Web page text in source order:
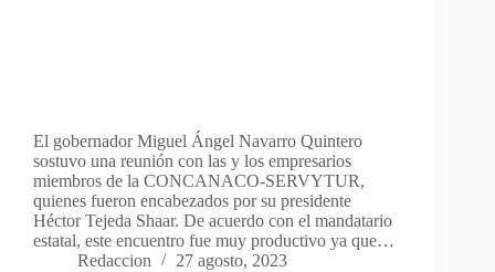
El gobernador Miguel Ángel Navarro Quintero
sostuvo una reunión con las y los empresarios
miembros de la CONCANACO-SERVYTUR,
quienes fueron encabezados por su presidente
Héctor Tejeda Shaar. De acuerdo con el mandatario
estatal, este encuentro fue muy productivo ya que…
Redaccion
27 agosto, 2023